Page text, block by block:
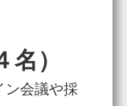
）
ン会議や採